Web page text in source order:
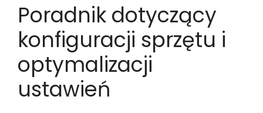
Poradnik dotyczący
konfiguracji sprzętu i
optymalizacji
ustawień